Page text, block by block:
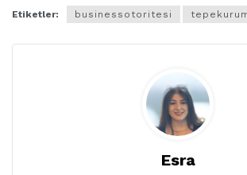
Etiketler: businessotoritesi
Esra